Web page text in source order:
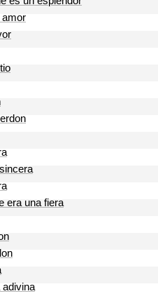
amor
era una fiera
adivina